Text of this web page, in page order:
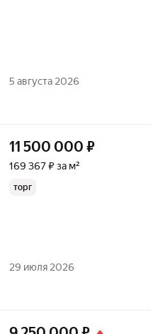
5 августа 2026
11 500 000 ₽
169 367 ₽ за м²
торг
29 июля 2026